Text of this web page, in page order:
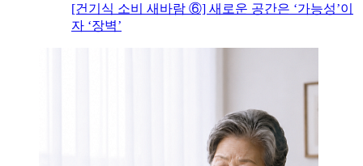
[건기식 소비 새바람 ⑥] 새로운 공간은 ‘가능성’이
자 ‘장벽’